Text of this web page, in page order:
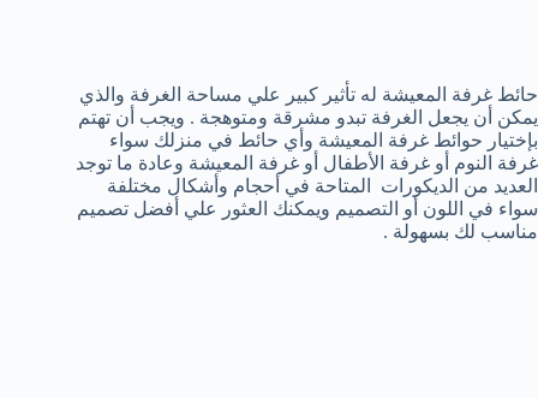
حائط غرفة المعيشة له تأثير كبير علي مساحة الغرفة والذي
يمكن أن يجعل الغرفة تبدو مشرقة ومتوهجة . ويجب أن تهتم
بإختيار حوائط غرفة المعيشة وأي حائط في منزلك سواء
غرفة النوم أو غرفة الأطفال أو غرفة المعيشة وعادة ما توجد
العديد من الديكورات المتاحة في أحجام وأشكال مختلفة
سواء في اللون أو التصميم ويمكنك العثور علي أفضل تصميم
مناسب لك بسهولة .